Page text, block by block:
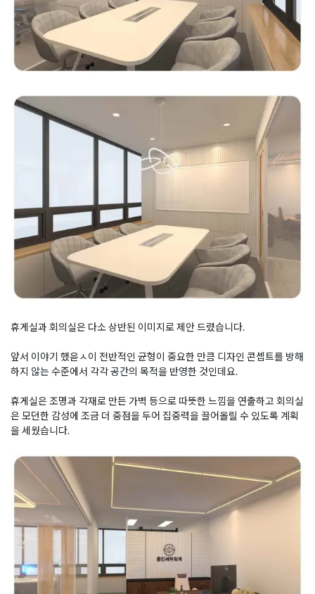
휴게실과 회의실은 다소 상반된 이미지로 제안 드렸습니다.
앞서 이야기 했읃ㅅ이 전반적인 균형이 중요한 만큼 디자인 콘셉트를 방해
하지 않는 수준에서 각각 공간의 목적을 반영한 것인데요.
휴게실은 조명과 각재로 만든 가벽 등으로 따뜻한 느낌을 연출하고 회의실
은 모던한 감성에 조금 더 중점을 두어 집중력을 끌어올릴 수 있도록 계획
을 세웠습니다.